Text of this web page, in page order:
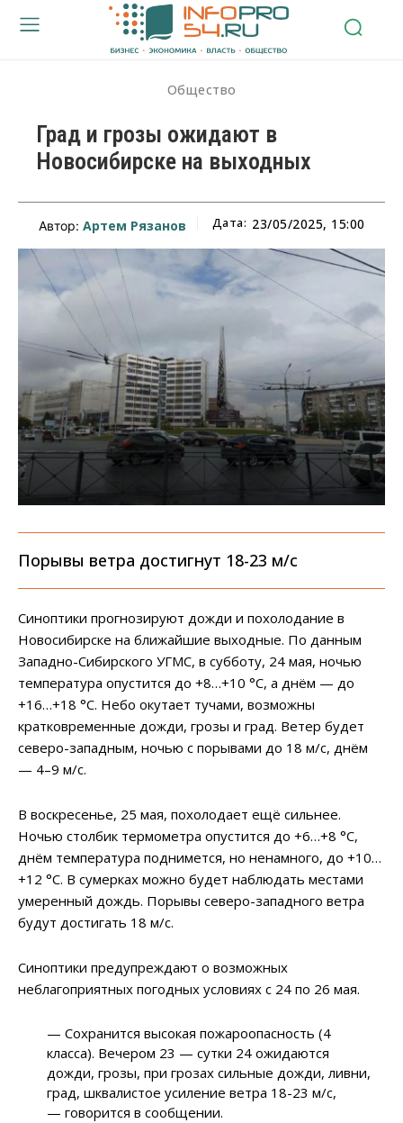
Общество
Град и грозы ожидают в
Новосибирске на выходных
Автор: Артем Рязанов Дата: 23/05/2025, 15:00
Порывы ветра достигнут 18-23 м/c
Синоптики прогнозируют дожди и похолодание в
Новосибирске на ближайшие выходные. По данным
Западно-Сибирского УГМС, в субботу, 24 мая, ночью
температура опустится до +8…+10 °C, а днём — до
+16…+18 °C. Небо окутает тучами, возможны
кратковременные дожди, грозы и град. Ветер будет
северо-западным, ночью с порывами до 18 м/с, днём
— 4–9 м/с.
В воскресенье, 25 мая, похолодает ещё сильнее.
Ночью столбик термометра опустится до +6…+8 °C,
днём температура поднимется, но ненамного, до +10…
+12 °C. В сумерках можно будет наблюдать местами
умеренный дождь. Порывы северо-западного ветра
будут достигать 18 м/с.
Синоптики предупреждают о возможных
неблагоприятных погодных условиях с 24 по 26 мая.
— Сохранится высокая пожароопасность (4
класса). Вечером 23 — сутки 24 ожидаются
дожди, грозы, при грозах сильные дожди, ливни,
град, шквалистое усиление ветра 18-23 м/с,
— говорится в сообщении.